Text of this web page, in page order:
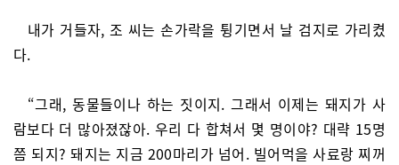
내가 거들자, 조 씨는 손가락을 튕기면서 날 검지로 가리켰
다.
“그래, 동물들이나 하는 짓이지. 그래서 이제는 돼지가 사
람보다 더 많아졌잖아. 우리 다 합쳐서 몇 명이야? 대략 15명
쯤 되지? 돼지는 지금 200마리가 넘어. 빌어먹을 사료랑 찌꺼